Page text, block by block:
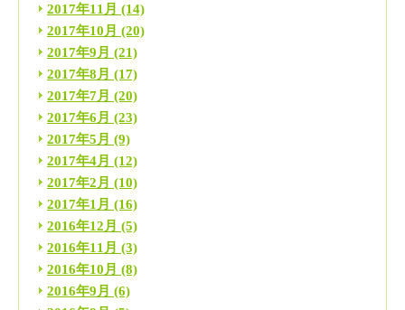
2017年11月 (14)
2017年10月 (20)
2017年9月 (21)
2017年8月 (17)
2017年7月 (20)
2017年6月 (23)
2017年5月 (9)
2017年4月 (12)
2017年2月 (10)
2017年1月 (16)
2016年12月 (5)
2016年11月 (3)
2016年10月 (8)
2016年9月 (6)